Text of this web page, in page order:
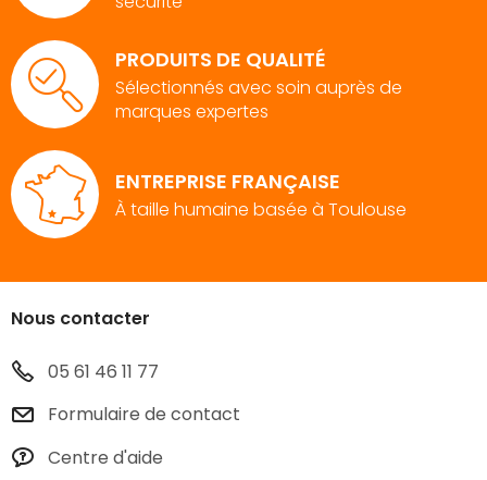
PRODUITS DE QUALITÉ
Sélectionnés avec soin auprès de
marques expertes
ENTREPRISE FRANÇAISE
À taille humaine basée à Toulouse
Nous contacter
05 61 46 11 77
Formulaire de contact
Centre d'aide